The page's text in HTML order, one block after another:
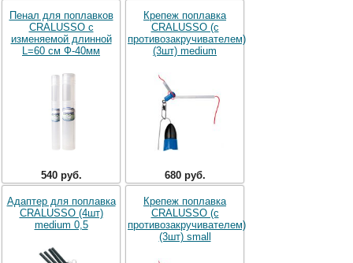
Пенал для поплавков
CRALUSSO с
изменяемой длинной
L=60 см Ф-40мм
540 руб.
Крепеж поплавка
CRALUSSO (с
противозакручивателем)
(3шт) medium
680 руб.
Адаптер для поплавка
CRALUSSO (4шт)
medium 0,5
Крепеж поплавка
CRALUSSO (с
противозакручивателем)
(3шт) small